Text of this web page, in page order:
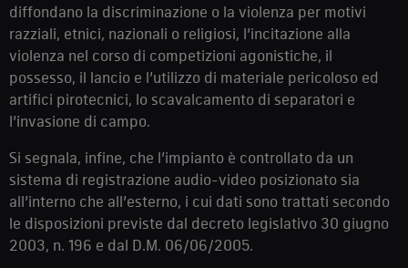
diffondano la discriminazione o la violenza per motivi
razziali, etnici, nazionali o religiosi, l’incitazione alla
violenza nel corso di competizioni agonistiche, il
possesso, il lancio e l’utilizzo di materiale pericoloso ed
artifici pirotecnici, lo scavalcamento di separatori e
l’invasione di campo.
Si segnala, infine, che l’impianto è controllato da un
sistema di registrazione audio-video posizionato sia
all’interno che all’esterno, i cui dati sono trattati secondo
le disposizioni previste dal decreto legislativo 30 giugno
2003, n. 196 e dal D.M. 06/06/2005.